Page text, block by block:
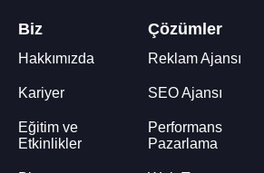
Biz
Hakkımızda
Kariyer
Eğitim ve
Etkinlikler
Çözümler
Reklam Ajansı
SEO Ajansı
Performans
Pazarlama